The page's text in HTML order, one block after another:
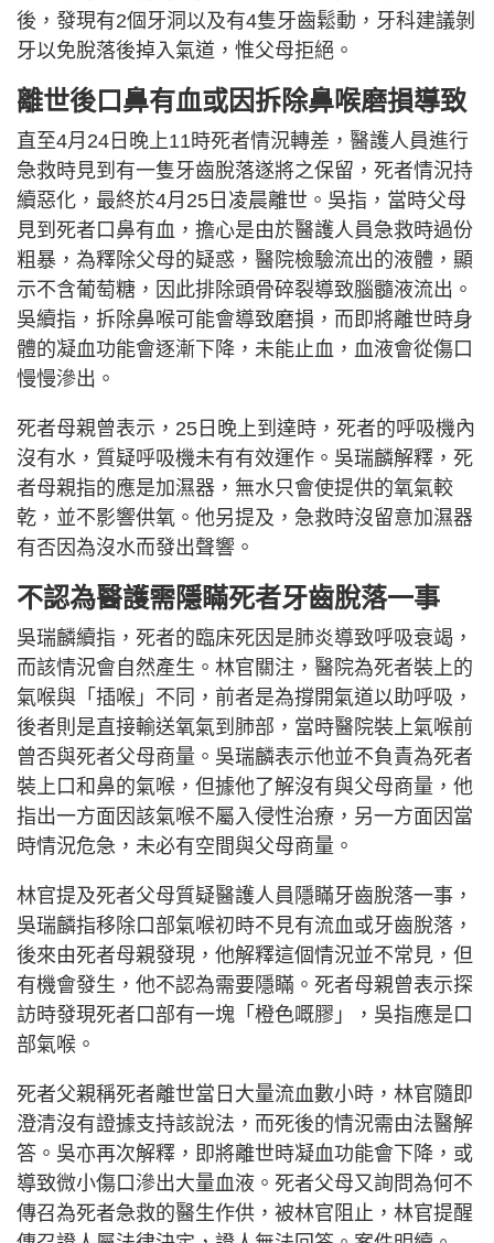
後，發現有2個牙洞以及有4隻牙齒鬆動，牙科建議剝
牙以免脫落後掉入氣道，惟父母拒絕。
離世後口鼻有血或因拆除鼻喉磨損導致
直至4月24日晚上11時死者情況轉差，醫護人員進行
急救時見到有一隻牙齒脫落遂將之保留，死者情況持
續惡化，最終於4月25日凌晨離世。吳指，當時父母
見到死者口鼻有血，擔心是由於醫護人員急救時過份
粗暴，為釋除父母的疑惑，醫院檢驗流出的液體，顯
示不含葡萄糖，因此排除頭骨碎裂導致腦髓液流出。
吳續指，拆除鼻喉可能會導致磨損，而即將離世時身
體的凝血功能會逐漸下降，未能止血，血液會從傷口
慢慢滲出。
死者母親曾表示，25日晚上到達時，死者的呼吸機內
沒有水，質疑呼吸機未有有效運作。吳瑞麟解釋，死
者母親指的應是加濕器，無水只會使提供的氧氣較
乾，並不影響供氧。他另提及，急救時沒留意加濕器
有否因為沒水而發出聲響。
不認為醫護需隱瞞死者牙齒脫落一事
吳瑞麟續指，死者的臨床死因是肺炎導致呼吸衰竭，
而該情況會自然產生。林官關注，醫院為死者裝上的
氣喉與「插喉」不同，前者是為撐開氣道以助呼吸，
後者則是直接輸送氧氣到肺部，當時醫院裝上氣喉前
曾否與死者父母商量。吳瑞麟表示他並不負責為死者
裝上口和鼻的氣喉，但據他了解沒有與父母商量，他
指出一方面因該氣喉不屬入侵性治療，另一方面因當
時情況危急，未必有空間與父母商量。
林官提及死者父母質疑醫護人員隱瞞牙齒脫落一事，
吳瑞麟指移除口部氣喉初時不見有流血或牙齒脫落，
後來由死者母親發現，他解釋這個情況並不常見，但
有機會發生，他不認為需要隱瞞。死者母親曾表示探
訪時發現死者口部有一塊「橙色嘅膠」，吳指應是口
部氣喉。
死者父親稱死者離世當日大量流血數小時，林官隨即
澄清沒有證據支持該說法，而死後的情況需由法醫解
答。吳亦再次解釋，即將離世時凝血功能會下降，或
導致微小傷口滲出大量血液。死者父母又詢問為何不
傳召為死者急救的醫生作供，被林官阻止，林官提醒